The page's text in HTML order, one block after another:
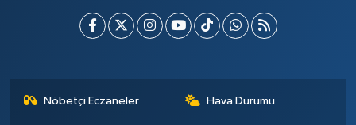
Nöbetçi Eczaneler Hava Durumu